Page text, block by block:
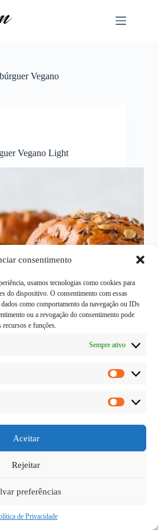
consentimento
usamos tecnologias como cookies para
do dispositivo. O consentimento com essas
como comportamento da navegação ou IDs
ou a revogação do consentimento pode
recursos e funções.
Sempre ativo
Aceitar
Rejeitar
preferências
de Privacidade
Vegano
Vegano Light
é sobre o
diferentes. Mas só que
parecido que seja existe
reservados.